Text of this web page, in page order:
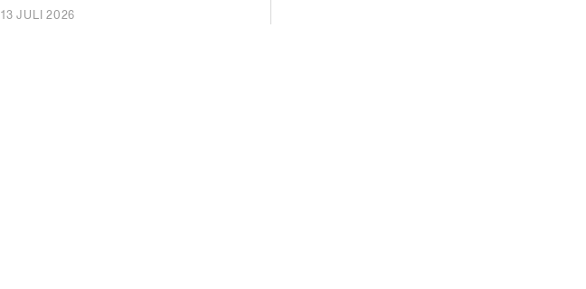
13 JULI 2026